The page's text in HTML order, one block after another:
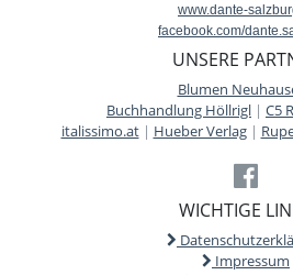
www.dante-
facebook.com/
UNSERE
Blumen
Buchhandlung Höllrigl | C5
italissimo.at| Hueber Verlag|
WICHTIGE
Impressum